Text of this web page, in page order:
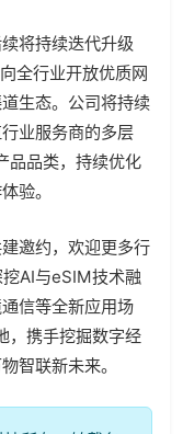
将持续迭代升级
全行业开放优质网
生态。公司将持续
业服务商的多层
品品类，持续优化
验。
邀约，欢迎更多行
AI与eSIM技术融
信等全新应用场
，携手挖掘数字经
智联新未来。